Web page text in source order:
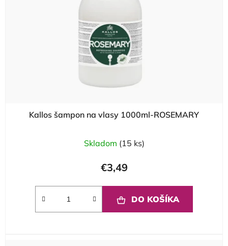
Kallos šampon na vlasy 1000ml-ROSEMARY
Skladom (15 ks)
€3,49
DO KOŠÍKA